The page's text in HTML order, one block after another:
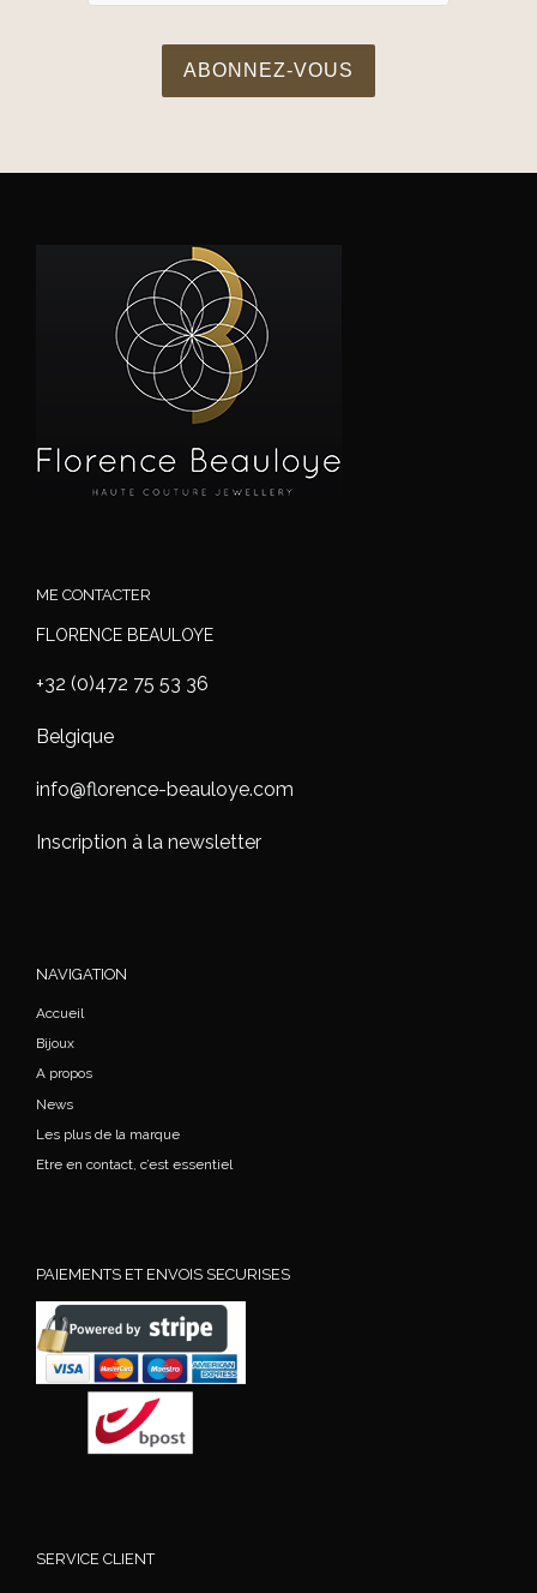
ME CONTACTER
FLORENCE BEAULOYE
+32 (0)472 75 53 36
Belgique
info@florence-beauloye.com
Inscription à la newsletter
NAVIGATION
Accueil
Bijoux
A propos
News
Les plus de la marque
Etre en contact, c’est essentiel
PAIEMENTS ET ENVOIS SECURISES
SERVICE CLIENT